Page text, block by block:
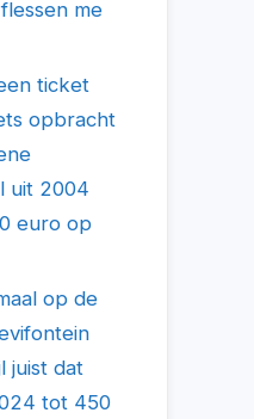
me
ticket
opbracht
uit 2004
euro op
op de
juist dat
tot 450